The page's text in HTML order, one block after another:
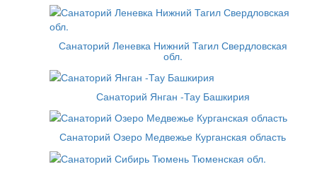
Санаторий Леневка Нижний Тагил Свердловская
обл.
Санаторий Янган -Тау Башкирия
Санаторий Озеро Медвежье Курганская область